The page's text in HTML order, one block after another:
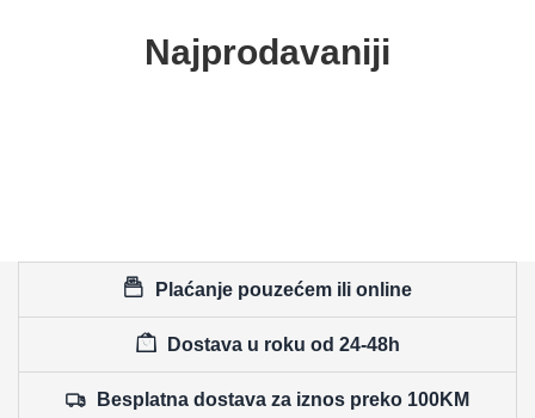
Najprodavaniji
Plaćanje pouzećem ili online
Dostava u roku od 24-48h
Besplatna dostava za iznos preko 100KM